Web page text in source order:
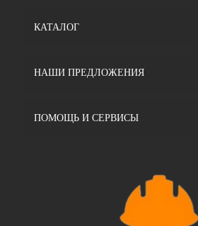
КАТАЛОГ
НАШИ ПРЕДЛОЖЕНИЯ
ПОМОЩЬ И СЕРВИСЫ